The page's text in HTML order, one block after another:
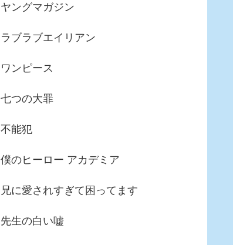
ヤングマガジン
ラブラブエイリアン
ワンピース
七つの大罪
不能犯
僕のヒーロー アカデミア
兄に愛されすぎて困ってます
先生の白い嘘